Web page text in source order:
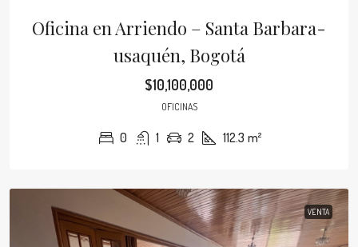
Oficina en Arriendo – Santa Barbara-
usaquén, Bogotá
$10,100,000
OFICINAS
0 1 2 112.3 m²
VENTA